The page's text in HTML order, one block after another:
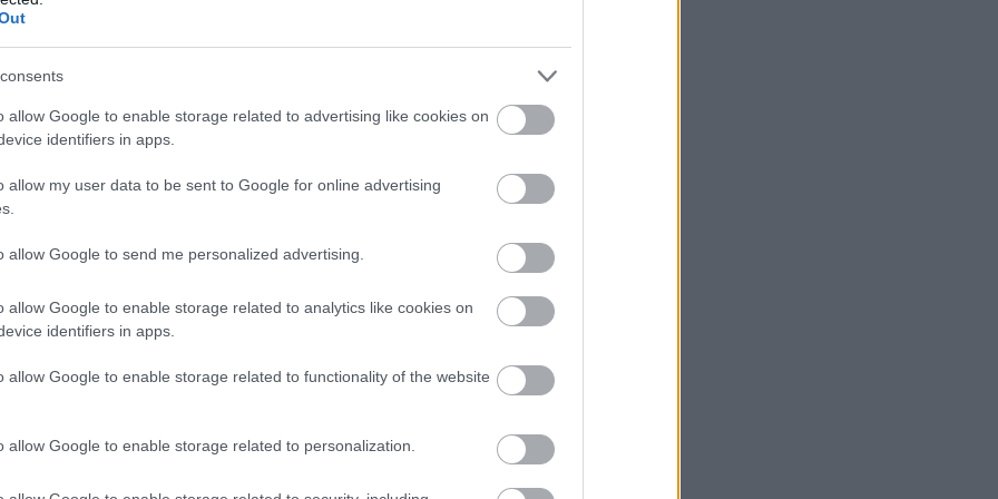
allow Google to enable storage related to advertising like cookies on
identifiers in apps.
allow my user data to be sent to Google for online advertising
allow Google to send me personalized advertising.
allow Google to enable storage related to analytics like cookies on
identifiers in apps.
allow Google to enable storage related to functionality of the website
allow Google to enable storage related to personalization.
mi chybí? Co mi to jen chybí?“. A pak?
*]
rukavice. Poté jsme jeli dvě hodiny soupaží, kdy jsem
se zády. Na konci jsem zjistila, že mám jednu hůlku na